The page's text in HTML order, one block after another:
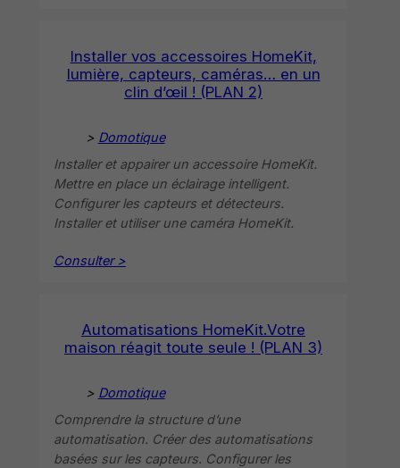
Installer vos accessoires HomeKit,
lumière, capteurs, caméras… en un
clin d’œil ! (PLAN 2)
> Domotique
Installer et appairer un accessoire HomeKit.
Mettre en place un éclairage intelligent.
Configurer les capteurs et détecteurs.
Installer et utiliser une caméra HomeKit.
Consulter >
Automatisations HomeKit.Votre
maison réagit toute seule ! (PLAN 3)
> Domotique
Comprendre la structure d’une
automatisation. Créer des automatisations
basées sur les capteurs. Configurer les